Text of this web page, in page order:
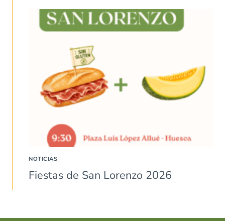
NOTICIAS
Fiestas de San Lorenzo 2026